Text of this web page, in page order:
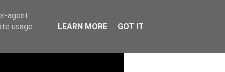
agent
usage
LEARN MORE GOT IT